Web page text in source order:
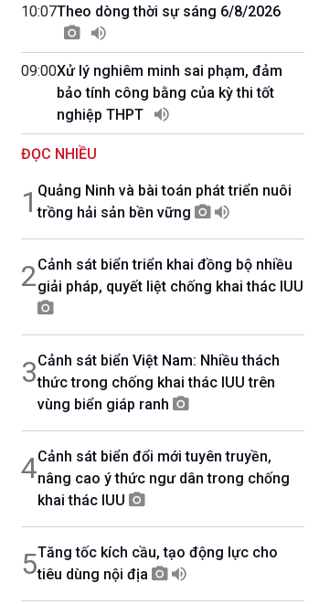
10 phút Sự kiện - Luận bàn
Dòng chảy sự kiện
Đối thoại
Diễn đàn chủ nhật
Chuyện đêm
10:07Theo dòng thời sự sáng 6/8/2026
09:00Xử lý nghiêm minh sai phạm, đảm
bảo tính công bằng của kỳ thi tốt
nghiệp THPT
ĐỌC NHIỀU
1Quảng Ninh và bài toán phát triển nuôi
trồng hải sản bền vững
2Cảnh sát biển triển khai đồng bộ nhiều
giải pháp, quyết liệt chống khai thác IUU
3Cảnh sát biển Việt Nam: Nhiều thách
thức trong chống khai thác IUU trên
vùng biển giáp ranh
4Cảnh sát biển đổi mới tuyên truyền,
nâng cao ý thức ngư dân trong chống
khai thác IUU
5Tăng tốc kích cầu, tạo động lực cho
tiêu dùng nội địa